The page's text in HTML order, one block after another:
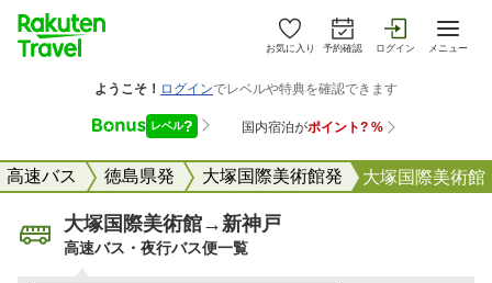
お気に入り 予約確認 ログイン メニュー
高速バス 徳島県発 大塚国際美術館発 大塚国際美術
大塚国際美術館→新神戸
高速バス・夜行バス便一覧